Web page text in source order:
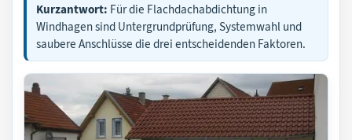
Kurzantwort: Für die Flachdachabdichtung in
Windhagen sind Untergrundprüfung, Systemwahl und
saubere Anschlüsse die drei entscheidenden Faktoren.